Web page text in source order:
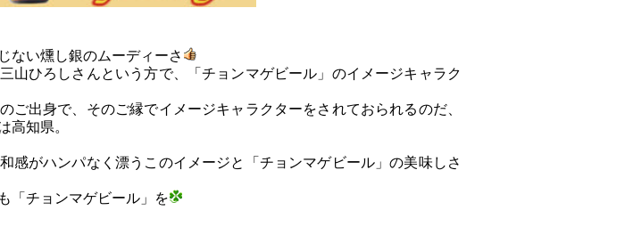
ない燻し銀のムーディーさ
山ひろしさんという方で、「チョンマゲビール」のイメージキャラク
ご出身で、そのご縁でイメージキャラクターをされておられるのだ、
高知県。
感がハンパなく漂うこのイメージと「チョンマゲビール」の美味しさ
「チョンマゲビール」を